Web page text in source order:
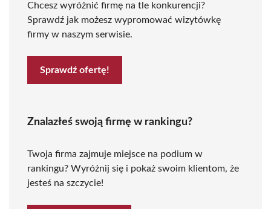
Chcesz wyróżnić firmę na tle konkurencji?
Sprawdź jak możesz wypromować wizytówkę
firmy w naszym serwisie.
Sprawdź ofertę!
Znalazłeś swoją firmę w rankingu?
Twoja firma zajmuje miejsce na podium w
rankingu? Wyróżnij się i pokaż swoim klientom, że
jesteś na szczycie!